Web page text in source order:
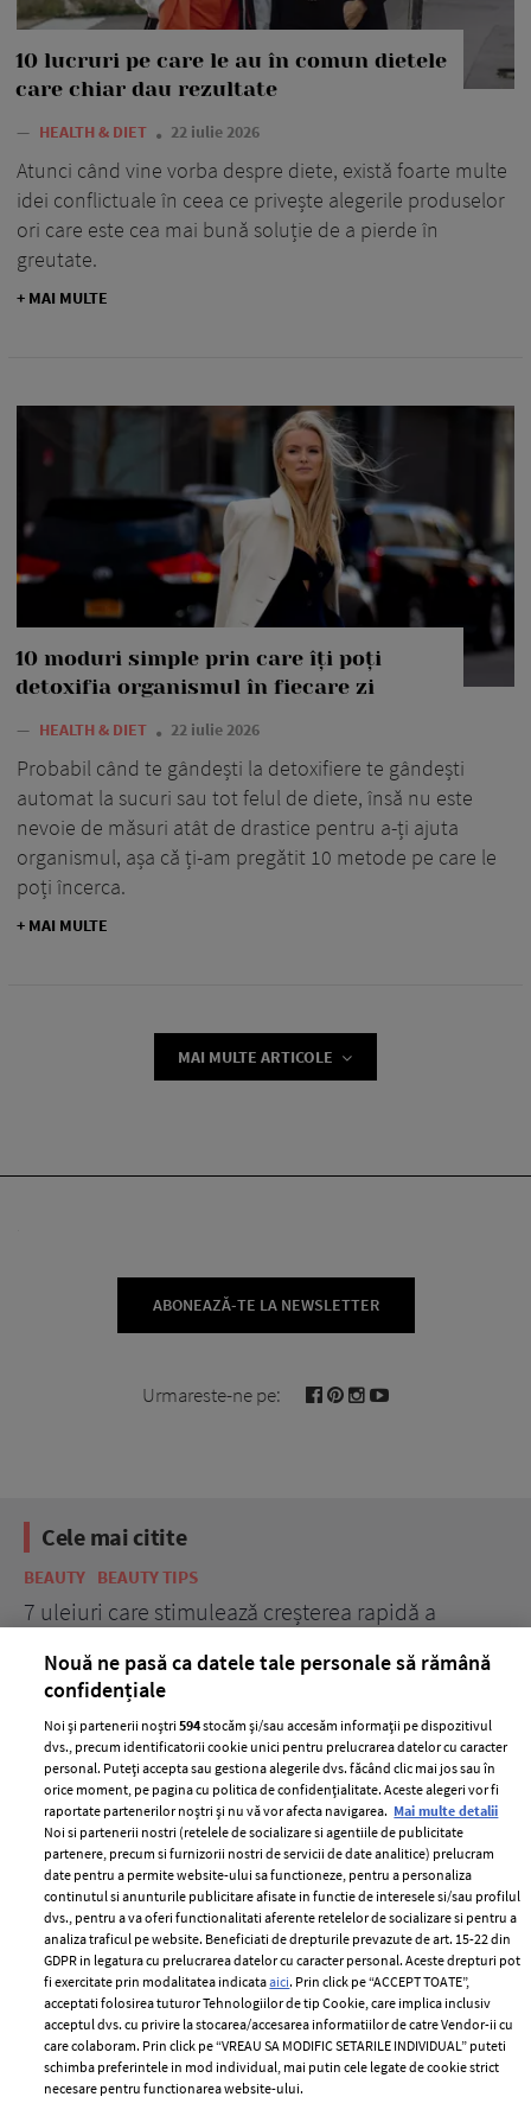
10 lucruri pe care le au în comun dietele
care chiar dau rezultate
— HEALTH & DIET 22 iulie 2026
Atunci când vine vorba despre diete, există foarte multe
idei conflictuale în ceea ce privește alegerile produselor
ori care este cea mai bună soluție de a pierde în
greutate.
+ MAI MULTE
10 moduri simple prin care îți poți
detoxifia organismul în fiecare zi
— HEALTH & DIET 22 iulie 2026
Probabil când te gândești la detoxifiere te gândești
automat la sucuri sau tot felul de diete, însă nu este
nevoie de măsuri atât de drastice pentru a-ți ajuta
organismul, așa că ți-am pregătit 10 metode pe care le
poți încerca.
+ MAI MULTE
MAI MULTE ARTICOLE
ABONEAZĂ-TE LA NEWSLETTER
Urmareste-ne pe:
Cele mai citite
BEAUTY BEAUTY TIPS
7 uleiuri care stimulează creșterea rapidă a
ELLE Style Awards
2024
Despre ELLE
Romania
Contact
Abonamente
Termeni si conditii
Politica de
confidențialitate
Politica de cookies
Publicitate
Nouă ne pasă ca datele tale personale să rămână
confidențiale
Noi și partenerii noștri594stocăm și/sau accesăm informații pe dispozitivul
dvs., precum identificatorii cookie unici pentru prelucrarea datelor cu caracter
personal. Puteți accepta sau gestiona alegerile dvs. făcând clic mai jos sau în
orice moment, pe pagina cu politica de confidențialitate. Aceste alegeri vor fi
raportate partenerilor noștri și nu vă vor afecta navigarea. Mai multe detalii
Noi si partenerii nostri (retelele de socializare si agentiile de publicitate
partenere, precum si furnizorii nostri de servicii de date analitice) prelucram
date pentru a permite website-ului sa functioneze, pentru a personaliza
continutul si anunturile publicitare afisate in functie de interesele si/sau profilul
dvs., pentru a va oferi functionalitati aferente retelelor de socializare si pentru a
analiza traficul pe website. Beneficiati de drepturile prevazute de art. 15-22 din
GDPR in legatura cu prelucrarea datelor cu caracter personal. Aceste drepturi pot
fi exercitate prin modalitatea indicataaici. Prin click pe “ACCEPT TOATE”,
acceptati folosirea tuturor Tehnologiilor de tip Cookie, care implica inclusiv
acceptul dvs. cu privire la stocarea/accesarea informatiilor de catre Vendor-ii cu
care colaboram. Prin click pe “VREAU SA MODIFIC SETARILE INDIVIDUAL” puteti
schimba preferintele in mod individual, mai putin cele legate de cookie strict
necesare pentru functionarea website-ului.